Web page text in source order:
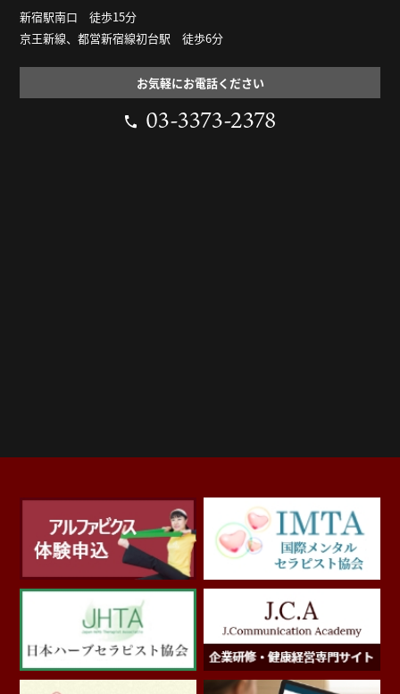
新宿駅南口 徒歩15分
京王新線、都営新宿線初台駅 徒歩6分
お気軽にお電話ください
03-3373-2378